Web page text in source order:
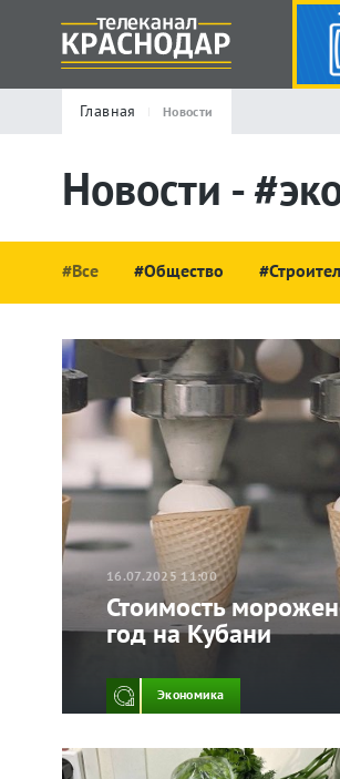
Главная Новости
Новости -
#Все #Общество
16.07.2025 11:00
Стоимость
год на Кубани
Экономика